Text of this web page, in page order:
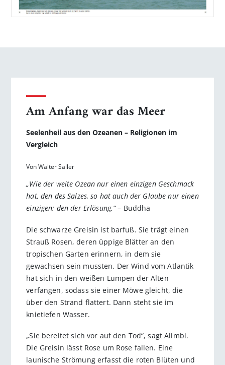
Am Anfang war das Meer
Seelenheil aus den Ozeanen ­– Religionen im
Vergleich
Von Walter Saller
„Wie der weite Ozean nur einen einzigen Geschmack
hat, den des Salzes, so hat auch der Glaube nur einen
einzigen: den der Erlösung.“ – Buddha
Die schwarze Greisin ist barfuß. Sie trägt einen
Strauß Rosen, deren üppige Blätter an den
tropischen Garten erinnern, in dem sie
gewachsen sein mussten. Der Wind vom Atlantik
hat sich in den weißen Lumpen der Alten
verfangen, sodass sie einer Möwe gleicht, die
über den Strand flattert. Dann steht sie im
knietiefen Wasser.
„Sie bereitet sich vor auf den Tod“, sagt Alimbi.
Die Greisin lässt Rose um Rose fallen. Eine
launische Strömung erfasst die roten Blüten und